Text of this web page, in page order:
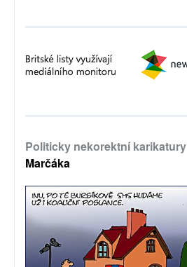
Politicky nekorektní karikatury
Marčáka